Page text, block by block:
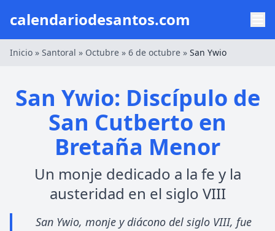
calendariodesantos.com
Inicio » Santoral » Octubre » 6 de octubre » San Ywio
San Ywio: Discípulo de
San Cutberto en
Bretaña Menor
Un monje dedicado a la fe y la
austeridad en el siglo VIII
San Ywio, monje y diácono del siglo VIII, fue